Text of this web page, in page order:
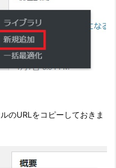
のURLをコピーしておきま